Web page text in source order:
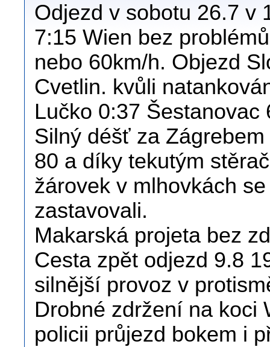
Odjezd v sobotu 26.7 v
7:15 Wien bez
nebo 60km/h. Objezd
Cvetlin. kvůli
Lučko 0:37 Šestanovac
Silný déšť za
80 a díky tekutým
žárovek v mlhovkách
zastavovali.
Makarská projeta bez
Cesta zpět odjezd 9.8
silnější provoz v
Drobné zdržení na koci
policii průjezd bokem i